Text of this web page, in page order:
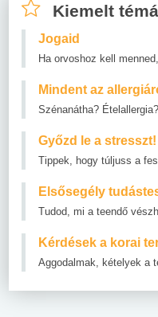
Kiemelt
Jogaid
Ha orvoshoz kell
Mindent az
Szénanátha?
Győzd le a stresszt!
Tippek, hogy túljuss a
Elsősegély
Tudod, mi a teendő
Kérdések a korai
Aggodalmak, kételyek a